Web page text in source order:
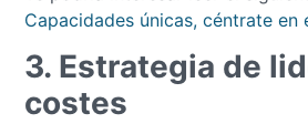
Capacidades únicas, céntrate en
3. Estrategia de
costes